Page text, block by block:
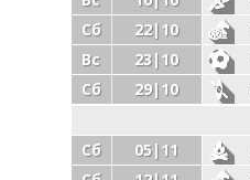
Сб 22|10
Вс 23|10
Сб 29|10
Сб
05|11